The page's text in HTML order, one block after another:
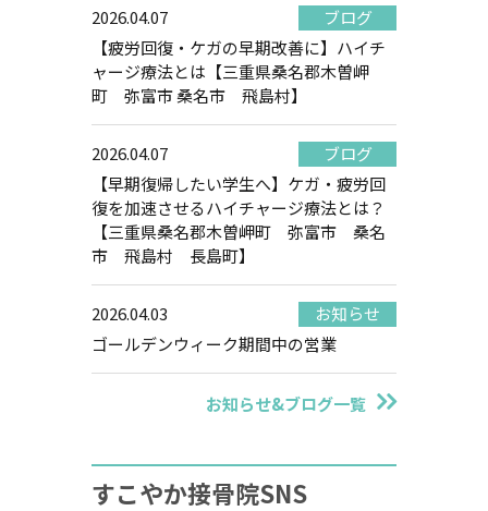
2026.04.07
ブログ
【疲労回復・ケガの早期改善に】ハイチ
ャージ療法とは【三重県桑名郡木曽岬
町 弥富市 桑名市 飛島村】
2026.04.07
ブログ
【早期復帰したい学生へ】ケガ・疲労回
復を加速させるハイチャージ療法とは？
【三重県桑名郡木曽岬町 弥富市 桑名
市 飛島村 長島町】
2026.04.03
お知らせ
ゴールデンウィーク期間中の営業
お知らせ&ブログ一覧
すこやか接骨院SNS